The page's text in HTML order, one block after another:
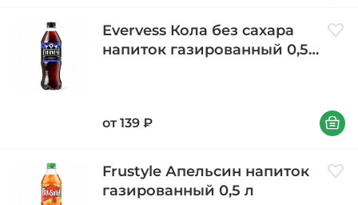
Evervess Кола без сахара
напиток газированный 0,5
от 139 ₽ В
Frustyle Апельсин напиток
газированный 0,5 л